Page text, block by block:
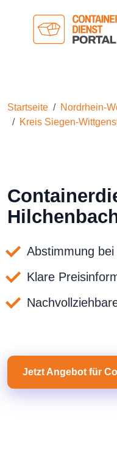
Startseite
Nordrhein-
Kreis Siegen-
Abstimmung
Klare
Jetzt Angebot für